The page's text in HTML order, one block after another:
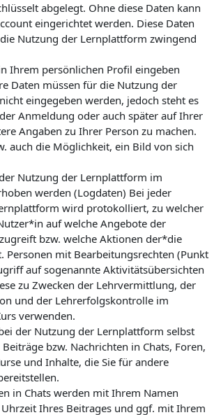
abgelegt. Ohne diese Daten kann
eingerichtet werden. Diese Daten
Nutzung der Lernplattform zwingend
Ihrem persönlichen Profil eingeben
Daten müssen für die Nutzung der
eingegeben werden, jedoch steht es
Anmeldung oder auch später auf Ihrer
Angaben zu Ihrer Person zu machen.
auch die Möglichkeit, ein Bild von sich
Nutzung der Lernplattform im
werden (Logdaten) Bei jeder
wird protokolliert, zu welcher
auf welche Angebote der
bzw. welche Aktionen der*die
Personen mit Bearbeitungsrechten (Punkt
auf sogenannte Aktivitätsübersichten
zu Zwecken der Lehrvermittlung, der
und der Lehrerfolgskontrolle im
verwenden.
der Nutzung der Lernplattform selbst
bzw. Nachrichten in Chats, Foren,
und Inhalte, die Sie für andere
in Chats werden mit Ihrem Namen
Ihres Beitrages und ggf. mit Ihrem